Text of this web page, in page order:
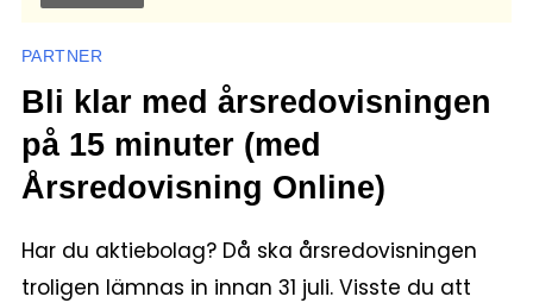
PARTNER
Bli klar med årsredovisningen
på 15 minuter (med
Årsredovisning Online)
Har du aktiebolag? Då ska årsredovisningen
troligen lämnas in innan 31 juli. Visste du att